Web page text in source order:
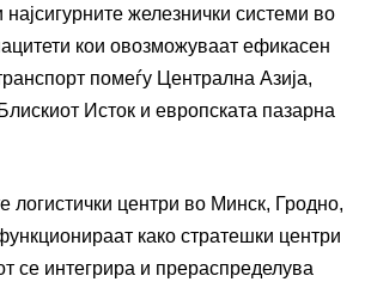
најсигурните железнички системи во
кои овозможуваат ефикасен
помеѓу Централна Азија,
Исток и европската пазарна
логистички центри во Минск, Гродно,
како стратешки центри
се интегрира и прераспределува